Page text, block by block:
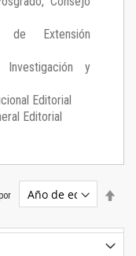
de Extensión
y
Editorial
Editorial